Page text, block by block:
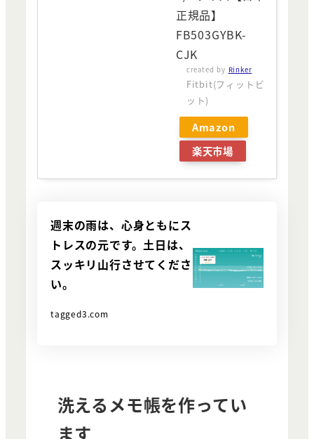
正規品】
FB503GYBK-
CJK
created by Rinker
Fitbit(フィットビ
ット)
Amazon
楽天市場
週末の雨は、心身ともにス
トレスの元です。土日は、
スッキリ山行させてくださ
い。
tagged3.com
洗えるメモ帳を作ってい
ます